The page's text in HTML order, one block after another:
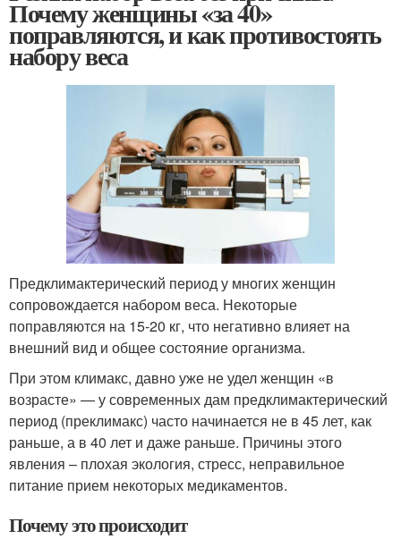
Почему женщины «за 40»
поправляются, и как противостоять
набору веса
Предклимактерический период у многих женщин
сопровождается набором веса. Некоторые
поправляются на 15-20 кг, что негативно влияет на
внешний вид и общее состояние организма.
При этом климакс, давно уже не удел женщин «в
возрасте» — у современных дам предклимактерический
период (преклимакс) часто начинается не в 45 лет, как
раньше, а в 40 лет и даже раньше. Причины этого
явления – плохая экология, стресс, неправильное
питание прием некоторых медикаментов.
Почему это происходит